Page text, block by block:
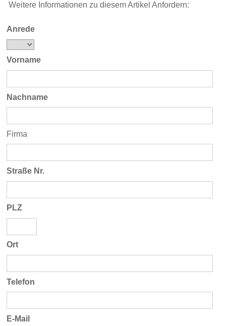
Weitere Informationen zu diesem Artikel Anfordern:
Anrede
Vorname
Nachname
Firma
Straße Nr.
PLZ
Ort
Telefon
E-Mail